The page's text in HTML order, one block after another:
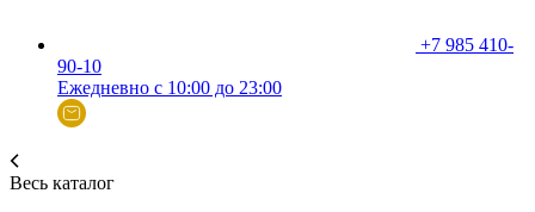
+7 985 410-
90-10
Ежедневно с 10:00 до 23:00
Весь каталог